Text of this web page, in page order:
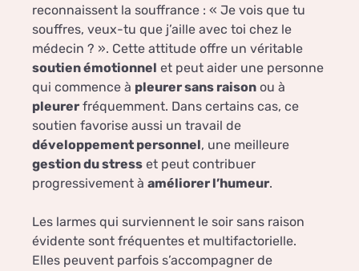
reconnaissent la souffrance : « Je vois que tu
souffres, veux-tu que j’aille avec toi chez le
médecin ? ». Cette attitude offre un véritable
soutien émotionnel et peut aider une personne
qui commence à pleurer sans raison ou à
pleurer fréquemment. Dans certains cas, ce
soutien favorise aussi un travail de
développement personnel, une meilleure
gestion du stress et peut contribuer
progressivement à améliorer l’humeur.
Les larmes qui surviennent le soir sans raison
évidente sont fréquentes et multifactorielle.
Elles peuvent parfois s’accompagner de